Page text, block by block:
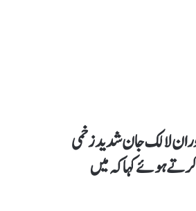
دوران لالک جان شدید زخمی
کرتے ہوئے کہا کہ میں